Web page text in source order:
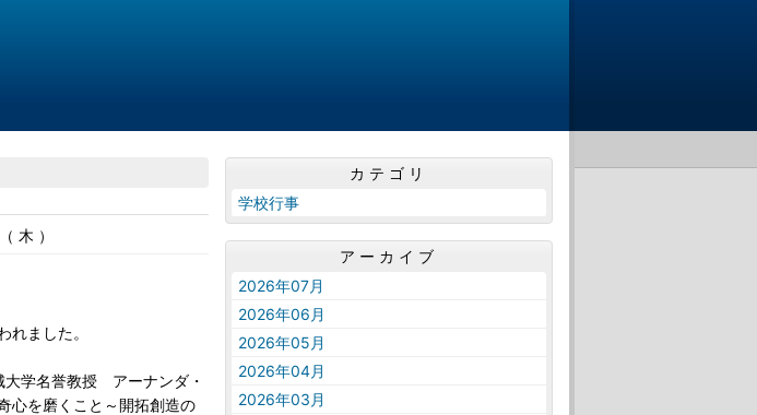
木）
ました。
学名誉教授 アーナンダ・
心を磨くこと～開拓創造の
カテゴリ
学校行事
アーカイブ
2026年07月
2026年06月
2026年05月
2026年04月
2026年03月